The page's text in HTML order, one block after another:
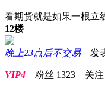
看期货就是如果一根立
12楼
晚上23点后不交易发表
VIP4 粉丝 1323 关注